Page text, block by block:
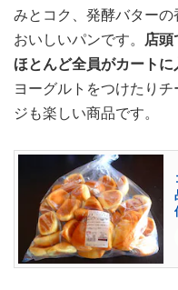
みとコク、発酵バター
おいしいパンです。 店頭
ほとんど全員がカートに
ヨーグルトをつけたり
ジも楽しい商品です。